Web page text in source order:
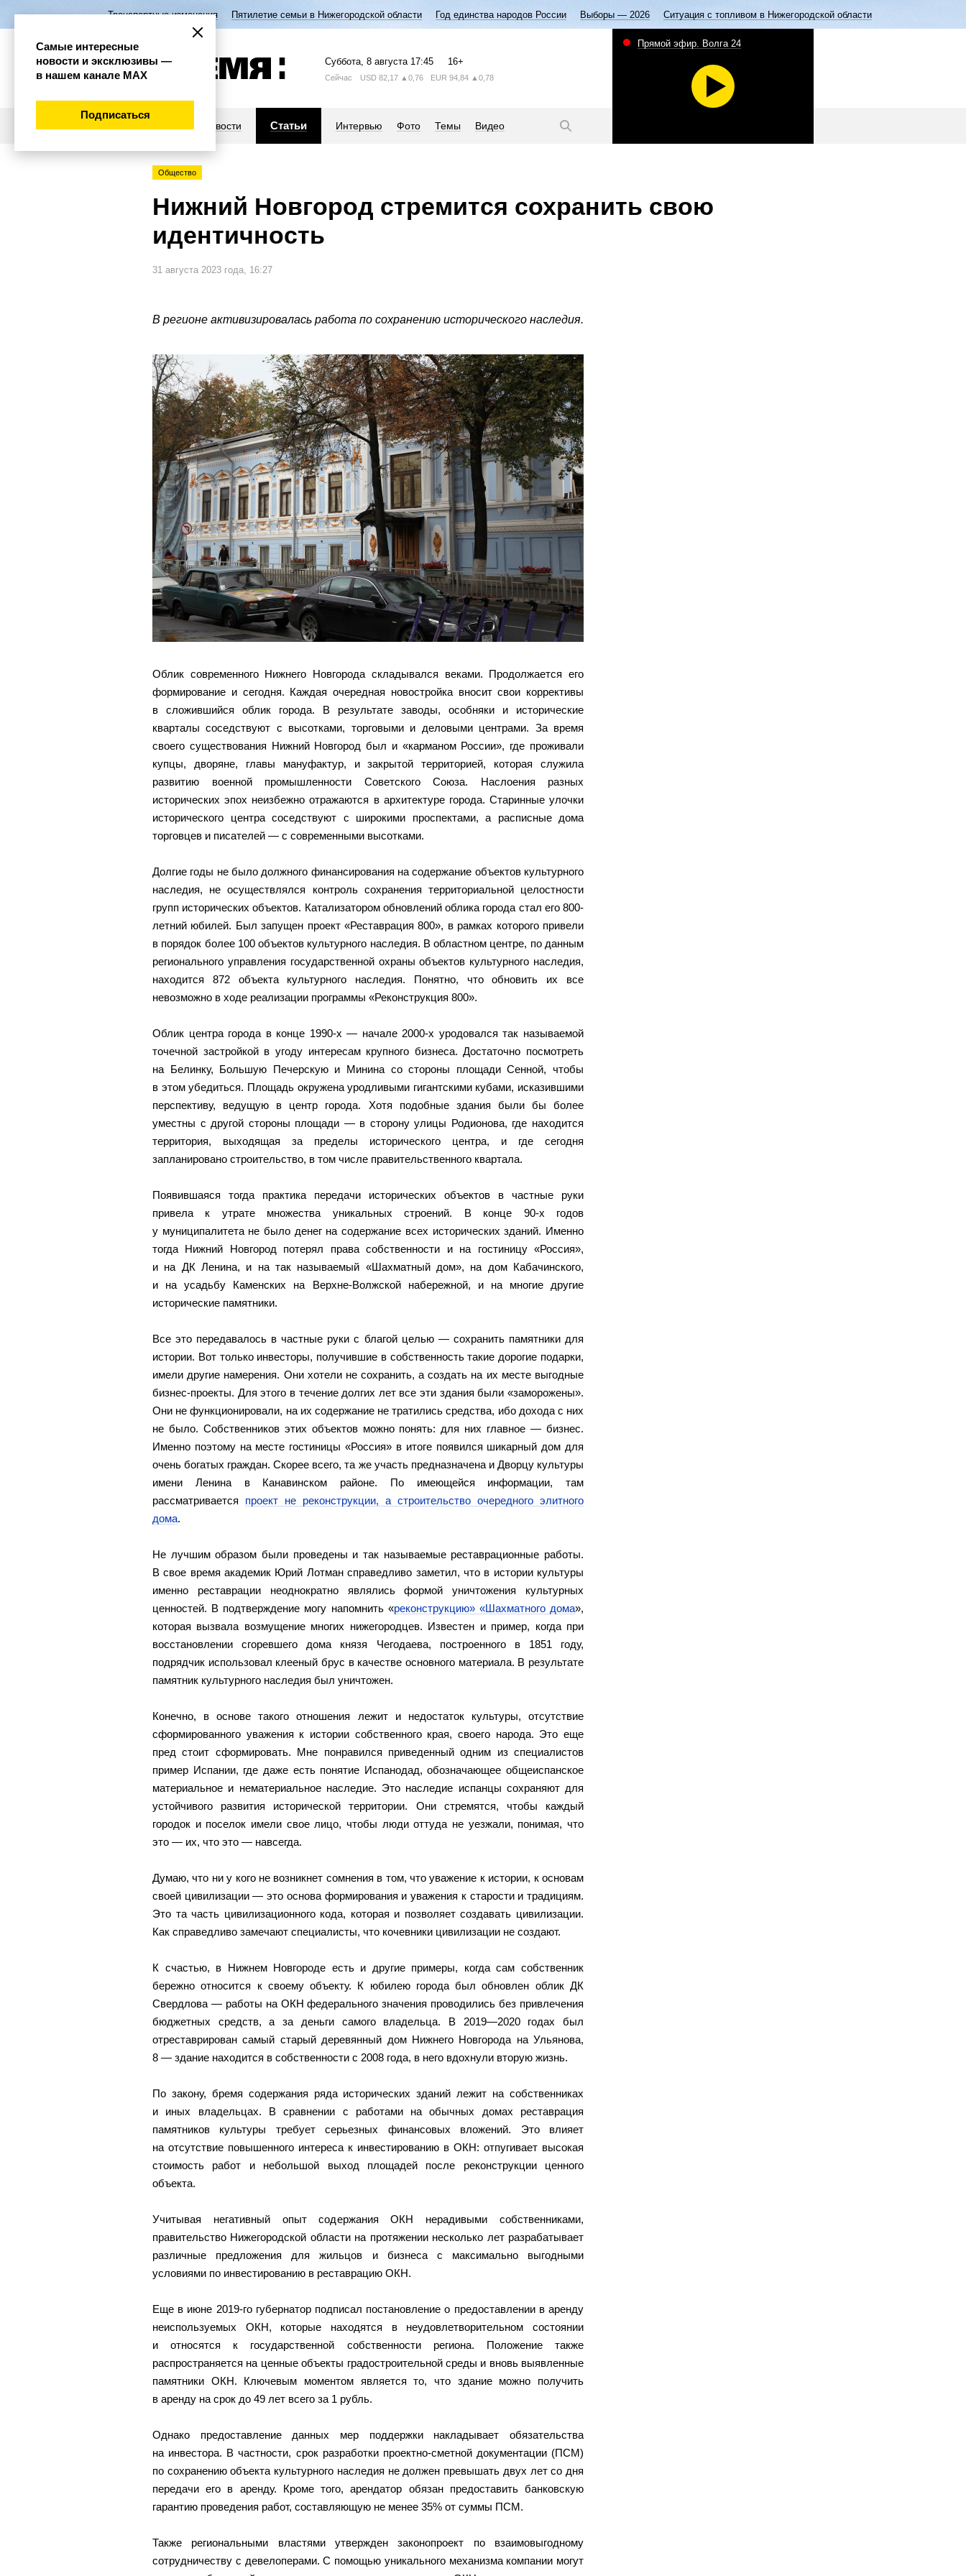
Транспортные изменения Пятилетие семьи в Нижегородской области Год единства народов России Выборы — 2026 Ситуация с топливом в Нижегородской области
Суббота, 8 августа 17:45 16+
Сейчас USD 82,17 ▲0,76 EUR 94,84 ▲0,78
Новости Статьи Интервью Фото Темы Видео
Прямой эфир. Волга 24
Общество
Нижний Новгород стремится сохранить свою
идентичность
31 августа 2023 года, 16:27
В регионе активизировалась работа по сохранению исторического наследия.
Облик современного Нижнего Новгорода складывался веками. Продолжается его
формирование и сегодня. Каждая очередная новостройка вносит свои коррективы
в сложившийся облик города. В результате заводы, особняки и исторические
кварталы соседствуют с высотками, торговыми и деловыми центрами. За время
своего существования Нижний Новгород был и «карманом России», где проживали
купцы, дворяне, главы мануфактур, и закрытой территорией, которая служила
развитию военной промышленности Советского Союза. Наслоения разных
исторических эпох неизбежно отражаются в архитектуре города. Старинные улочки
исторического центра соседствуют с широкими проспектами, а расписные дома
торговцев и писателей — с современными высотками.
Долгие годы не было должного финансирования на содержание объектов культурного
наследия, не осуществлялся контроль сохранения территориальной целостности
групп исторических объектов. Катализатором обновлений облика города стал его 800-
летний юбилей. Был запущен проект «Реставрация 800», в рамках которого привели
в порядок более 100 объектов культурного наследия. В областном центре, по данным
регионального управления государственной охраны объектов культурного наследия,
находится 872 объекта культурного наследия. Понятно, что обновить их все
невозможно в ходе реализации программы «Реконструкция 800».
Облик центра города в конце 1990-х — начале 2000-х уродовался так называемой
точечной застройкой в угоду интересам крупного бизнеса. Достаточно посмотреть
на Белинку, Большую Печерскую и Минина со стороны площади Сенной, чтобы
в этом убедиться. Площадь окружена уродливыми гигантскими кубами, исказившими
перспективу, ведущую в центр города. Хотя подобные здания были бы более
уместны с другой стороны площади — в сторону улицы Родионова, где находится
территория, выходящая за пределы исторического центра, и где сегодня
запланировано строительство, в том числе правительственного квартала.
Появившаяся тогда практика передачи исторических объектов в частные руки
привела к утрате множества уникальных строений. В конце 90-х годов
у муниципалитета не было денег на содержание всех исторических зданий. Именно
тогда Нижний Новгород потерял права собственности и на гостиницу «Россия»,
и на ДК Ленина, и на так называемый «Шахматный дом», на дом Кабачинского,
и на усадьбу Каменских на Верхне-Волжской набережной, и на многие другие
исторические памятники.
Все это передавалось в частные руки с благой целью — сохранить памятники для
истории. Вот только инвесторы, получившие в собственность такие дорогие подарки,
имели другие намерения. Они хотели не сохранить, а создать на их месте выгодные
бизнес-проекты. Для этого в течение долгих лет все эти здания были «заморожены».
Они не функционировали, на их содержание не тратились средства, ибо дохода с них
не было. Собственников этих объектов можно понять: для них главное — бизнес.
Именно поэтому на месте гостиницы «Россия» в итоге появился шикарный дом для
очень богатых граждан. Скорее всего, та же участь предназначена и Дворцу культуры
имени Ленина в Канавинском районе. По имеющейся информации, там
рассматривается проект не реконструкции, а строительство очередного элитного
дома.
Не лучшим образом были проведены и так называемые реставрационные работы.
В свое время академик Юрий Лотман справедливо заметил, что в истории культуры
именно реставрации неоднократно являлись формой уничтожения культурных
ценностей. В подтверждение могу напомнить «реконструкцию» «Шахматного дома»,
которая вызвала возмущение многих нижегородцев. Известен и пример, когда при
восстановлении сгоревшего дома князя Чегодаева, построенного в 1851 году,
подрядчик использовал клееный брус в качестве основного материала. В результате
памятник культурного наследия был уничтожен.
Конечно, в основе такого отношения лежит и недостаток культуры, отсутствие
сформированного уважения к истории собственного края, своего народа. Это еще
пред стоит сформировать. Мне понравился приведенный одним из специалистов
пример Испании, где даже есть понятие Испанодад, обозначающее общеиспанское
материальное и нематериальное наследие. Это наследие испанцы сохраняют для
устойчивого развития исторической территории. Они стремятся, чтобы каждый
городок и поселок имели свое лицо, чтобы люди оттуда не уезжали, понимая, что
это — их, что это — навсегда.
Думаю, что ни у кого не возникнет сомнения в том, что уважение к истории, к основам
своей цивилизации — это основа формирования и уважения к старости и традициям.
Это та часть цивилизационного кода, которая и позволяет создавать цивилизации.
Как справедливо замечают специалисты, что кочевники цивилизации не создают.
К счастью, в Нижнем Новгороде есть и другие примеры, когда сам собственник
бережно относится к своему объекту. К юбилею города был обновлен облик ДК
Свердлова — работы на ОКН федерального значения проводились без привлечения
бюджетных средств, а за деньги самого владельца. В 2019—2020 годах был
отреставрирован самый старый деревянный дом Нижнего Новгорода на Ульянова,
8 — здание находится в собственности с 2008 года, в него вдохнули вторую жизнь.
По закону, бремя содержания ряда исторических зданий лежит на собственниках
и иных владельцах. В сравнении с работами на обычных домах реставрация
памятников культуры требует серьезных финансовых вложений. Это влияет
на отсутствие повышенного интереса к инвестированию в ОКН: отпугивает высокая
стоимость работ и небольшой выход площадей после реконструкции ценного
объекта.
Учитывая негативный опыт содержания ОКН нерадивыми собственниками,
правительство Нижегородской области на протяжении несколько лет разрабатывает
различные предложения для жильцов и бизнеса с максимально выгодными
условиями по инвестированию в реставрацию ОКН.
Еще в июне 2019-го губернатор подписал постановление о предоставлении в аренду
неиспользуемых ОКН, которые находятся в неудовлетворительном состоянии
и относятся к государственной собственности региона. Положение также
распространяется на ценные объекты градостроительной среды и вновь выявленные
памятники ОКН. Ключевым моментом является то, что здание можно получить
в аренду на срок до 49 лет всего за 1 рубль.
Однако предоставление данных мер поддержки накладывает обязательства
на инвестора. В частности, срок разработки проектно-сметной документации (ПСМ)
по сохранению объекта культурного наследия не должен превышать двух лет со дня
передачи его в аренду. Кроме того, арендатор обязан предоставить банковскую
гарантию проведения работ, составляющую не менее 35% от суммы ПСМ.
Также региональными властями утвержден законопроект по взаимовыгодному
сотрудничеству с девелоперами. С помощью уникального механизма компании могут
Самые интересные
новости и эксклюзивы —
в нашем канале МАХ
Подписаться